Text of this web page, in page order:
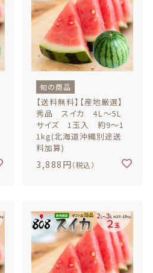
旬の商品
【送料無料】【産地厳選】
秀品 スイカ 4Ｌ～5L
サイズ 1玉入 約9～1
1kg(北海道沖縄別途送
料加算)
3,888円（税込）